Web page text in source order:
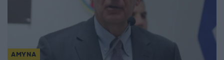
ΑΜΥΝΑ